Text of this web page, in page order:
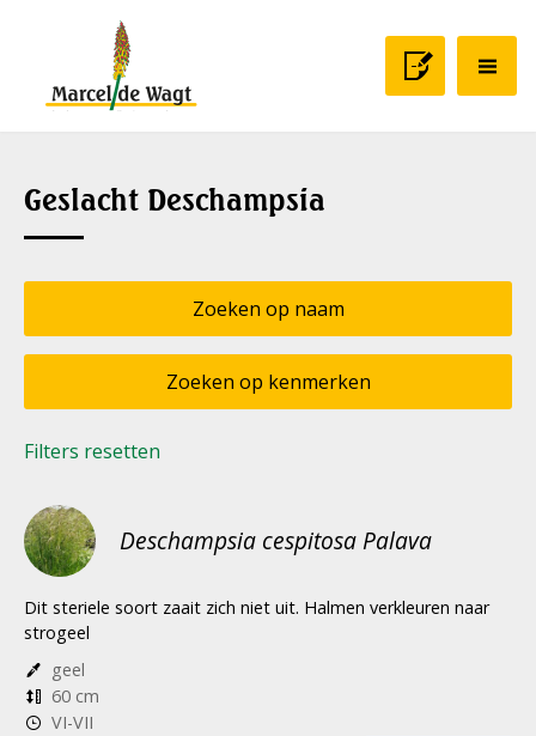
Zoeken op naam
Zoeken op kenmerken
Filters resetten
Geslacht Deschampsia
Deschampsia cespitosa Palava
Dit steriele soort zaait zich niet uit. Halmen verkleuren naar
strogeel
geel
60 cm
VI-VII